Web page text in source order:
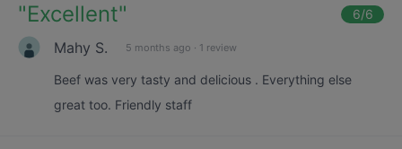
"Excellent" 6/6
Mahy S. 5 months ago · 1 review
Beef was very tasty and delicious . Everything else
great too. Friendly staff